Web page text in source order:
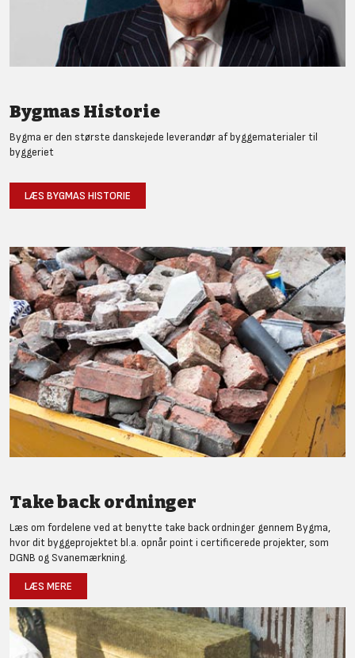
Bygmas Historie
Bygma er den største danskejede leverandør af byggematerialer til
byggeriet
LÆS BYGMAS HISTORIE
Take back ordninger
Læs om fordelene ved at benytte take back ordninger gennem Bygma,
hvor dit byggeprojektet bl.a. opnår point i certificerede projekter, som
DGNB og Svanemærkning.
LÆS MERE